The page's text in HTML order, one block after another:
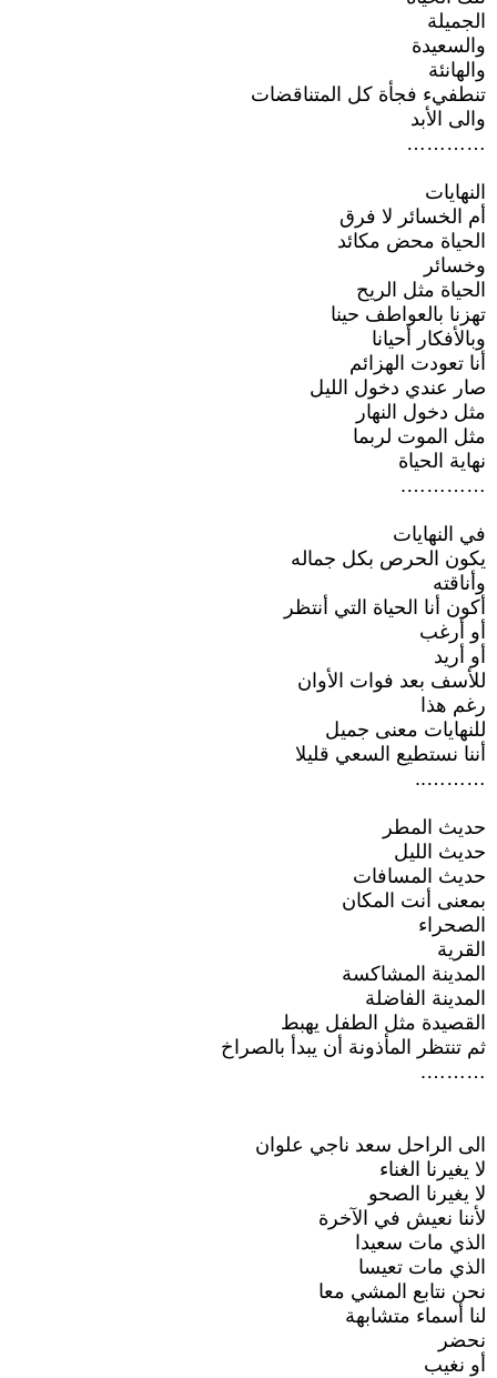
الجميلة
والسعيدة
والهانئة
تنطفيء فجأة كل المتناقضات
والى الأبد
…………
النهايات
أم الخسائر لا فرق
الحياة محض مكائد
وخسائر
الحياة مثل الريح
تهزنا بالعواطف حينا
وبالأفكار أحيانا
أنا تعودت الهزائم
صار عندي دخول الليل
مثل دخول النهار
مثل الموت لربما
نهاية الحياة
………….
في النهايات
يكون الحرص بكل جماله
وأناقته
أكون أنا الحياة التي أنتظر
أو أرغب
أو أريد
للأسف بعد فوات الأوان
رغم هذا
للنهايات معنى جميل
أننا نستطيع السعي قليلا
………..
حديث المطر
حديث الليل
حديث المسافات
بمعنى أنت المكان
الصحراء
القرية
المدينة المشاكسة
المدينة الفاضلة
القصيدة مثل الطفل يهبط
ثم تنتظر المأذونة أن يبدأ بالصراخ
……….
الى الراحل سعد ناجي علوان
لا يغيرنا الغناء
لا يغيرنا الصحو
لأننا نعيش في الآخرة
الذي مات سعيدا
الذي مات تعيسا
نحن نتابع المشي معا
لنا أسماء متشابهة
نحضر
أو نغيب